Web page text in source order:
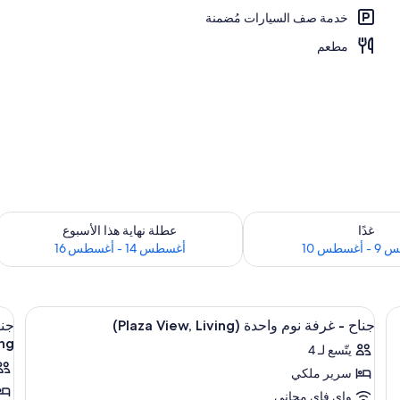
خدمة صف السيارات مُضمنة
مطعم
غدًا
10
لغد للفترة أغسطس 9 - أغسطس 10
عطلة نهاية هذا الأسبوع
أغسطس 14 - أغسطس 16
تحقق من مدى التوفر لعطلة نهاية هذا الأسبوع
استعراض
جميع
صور
جناح
6
جناح - غرفة نوم واحدة (Plaza View, Living)
يتّسع لـ 4
سرير ملكي
واي فاي مجاني